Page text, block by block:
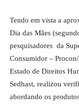
Tendo em vista a
Dia das Mães
pesquisadores da
Consumidor –
Estado de Direitos
Sedhast, realizou
abordando os